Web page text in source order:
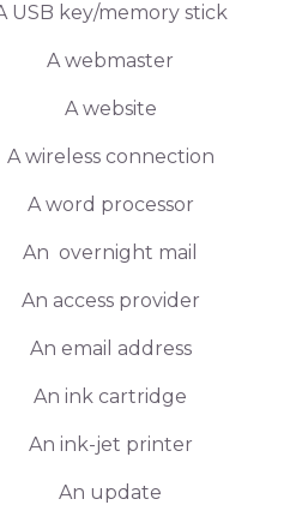
USB key/memory stick
A webmaster
A website
A wireless connection
A word processor
An overnight mail
An access provider
An email address
An ink cartridge
An ink-jet printer
An update